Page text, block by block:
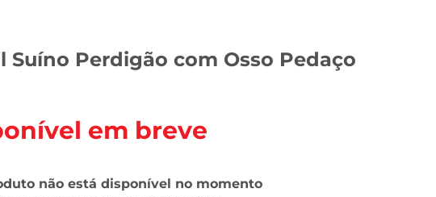
Suíno Perdigão com Osso Pedaço
em breve